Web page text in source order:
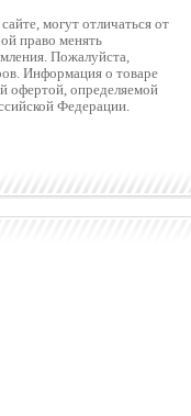
могут отличаться от
право менять
Пожалуйста,
Информация о товаре
офертой, определяемой
Федерации.